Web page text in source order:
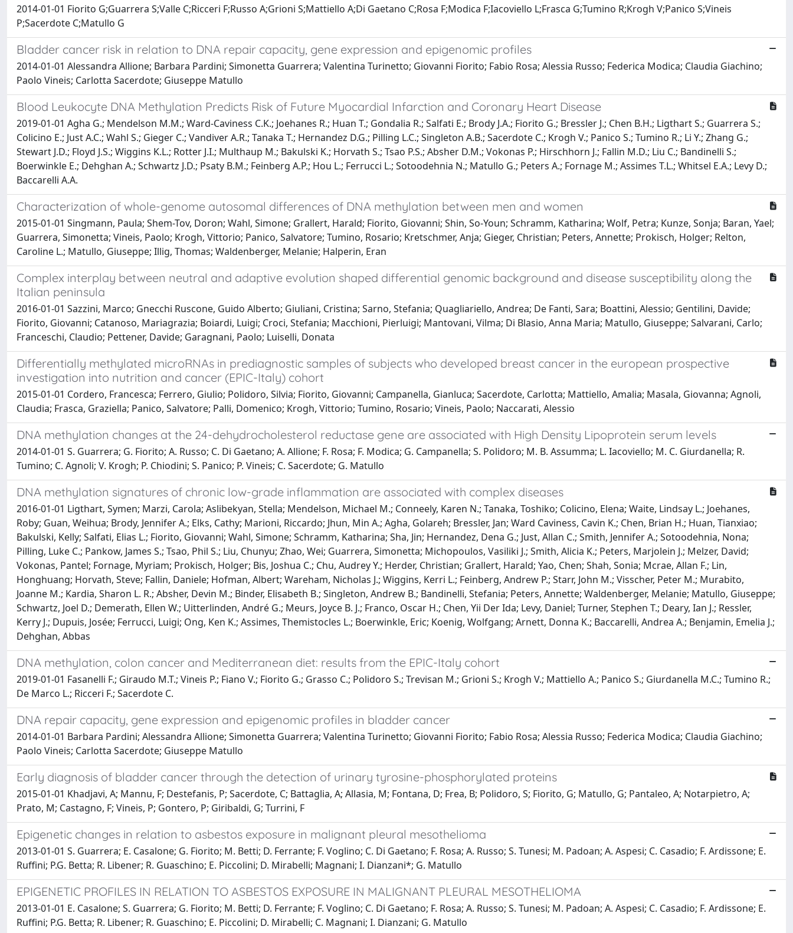
2014-01-01 Fiorito G;Guarrera S;Valle C;Ricceri F;Russo A;Grioni S;Mattiello A;Di Gaetano C;Rosa F;Modica F;Iacoviello L;Frasca G;Tumino R;Krogh V;Panico S;Vineis
P;Sacerdote C;Matullo G
Bladder cancer risk in relation to DNA repair capacity, gene expression and epigenomic profiles
2014-01-01 Alessandra Allione; Barbara Pardini; Simonetta Guarrera; Valentina Turinetto; Giovanni Fiorito; Fabio Rosa; Alessia Russo; Federica Modica; Claudia Giachino;
Paolo Vineis; Carlotta Sacerdote; Giuseppe Matullo
Blood Leukocyte DNA Methylation Predicts Risk of Future Myocardial Infarction and Coronary Heart Disease
2019-01-01 Agha G.; Mendelson M.M.; Ward-Caviness C.K.; Joehanes R.; Huan T.; Gondalia R.; Salfati E.; Brody J.A.; Fiorito G.; Bressler J.; Chen B.H.; Ligthart S.; Guarrera S.;
Colicino E.; Just A.C.; Wahl S.; Gieger C.; Vandiver A.R.; Tanaka T.; Hernandez D.G.; Pilling L.C.; Singleton A.B.; Sacerdote C.; Krogh V.; Panico S.; Tumino R.; Li Y.; Zhang G.;
Stewart J.D.; Floyd J.S.; Wiggins K.L.; Rotter J.I.; Multhaup M.; Bakulski K.; Horvath S.; Tsao P.S.; Absher D.M.; Vokonas P.; Hirschhorn J.; Fallin M.D.; Liu C.; Bandinelli S.;
Boerwinkle E.; Dehghan A.; Schwartz J.D.; Psaty B.M.; Feinberg A.P.; Hou L.; Ferrucci L.; Sotoodehnia N.; Matullo G.; Peters A.; Fornage M.; Assimes T.L.; Whitsel E.A.; Levy D.;
Baccarelli A.A.
Characterization of whole-genome autosomal differences of DNA methylation between men and women
2015-01-01 Singmann, Paula; Shem-Tov, Doron; Wahl, Simone; Grallert, Harald; Fiorito, Giovanni; Shin, So-Youn; Schramm, Katharina; Wolf, Petra; Kunze, Sonja; Baran, Yael;
Guarrera, Simonetta; Vineis, Paolo; Krogh, Vittorio; Panico, Salvatore; Tumino, Rosario; Kretschmer, Anja; Gieger, Christian; Peters, Annette; Prokisch, Holger; Relton,
Caroline L.; Matullo, Giuseppe; Illig, Thomas; Waldenberger, Melanie; Halperin, Eran
Complex interplay between neutral and adaptive evolution shaped differential genomic background and disease susceptibility along the
Italian peninsula
2016-01-01 Sazzini, Marco; Gnecchi Ruscone, Guido Alberto; Giuliani, Cristina; Sarno, Stefania; Quagliariello, Andrea; De Fanti, Sara; Boattini, Alessio; Gentilini, Davide;
Fiorito, Giovanni; Catanoso, Mariagrazia; Boiardi, Luigi; Croci, Stefania; Macchioni, Pierluigi; Mantovani, Vilma; Di Blasio, Anna Maria; Matullo, Giuseppe; Salvarani, Carlo;
Franceschi, Claudio; Pettener, Davide; Garagnani, Paolo; Luiselli, Donata
Differentially methylated microRNAs in prediagnostic samples of subjects who developed breast cancer in the european prospective
investigation into nutrition and cancer (EPIC-Italy) cohort
2015-01-01 Cordero, Francesca; Ferrero, Giulio; Polidoro, Silvia; Fiorito, Giovanni; Campanella, Gianluca; Sacerdote, Carlotta; Mattiello, Amalia; Masala, Giovanna; Agnoli,
Claudia; Frasca, Graziella; Panico, Salvatore; Palli, Domenico; Krogh, Vittorio; Tumino, Rosario; Vineis, Paolo; Naccarati, Alessio
DNA methylation changes at the 24-dehydrocholesterol reductase gene are associated with High Density Lipoprotein serum levels
2014-01-01 S. Guarrera; G. Fiorito; A. Russo; C. Di Gaetano; A. Allione; F. Rosa; F. Modica; G. Campanella; S. Polidoro; M. B. Assumma; L. Iacoviello; M. C. Giurdanella; R.
Tumino; C. Agnoli; V. Krogh; P. Chiodini; S. Panico; P. Vineis; C. Sacerdote; G. Matullo
DNA methylation signatures of chronic low-grade inflammation are associated with complex diseases
2016-01-01 Ligthart, Symen; Marzi, Carola; Aslibekyan, Stella; Mendelson, Michael M.; Conneely, Karen N.; Tanaka, Toshiko; Colicino, Elena; Waite, Lindsay L.; Joehanes,
Roby; Guan, Weihua; Brody, Jennifer A.; Elks, Cathy; Marioni, Riccardo; Jhun, Min A.; Agha, Golareh; Bressler, Jan; Ward Caviness, Cavin K.; Chen, Brian H.; Huan, Tianxiao;
Bakulski, Kelly; Salfati, Elias L.; Fiorito, Giovanni; Wahl, Simone; Schramm, Katharina; Sha, Jin; Hernandez, Dena G.; Just, Allan C.; Smith, Jennifer A.; Sotoodehnia, Nona;
Pilling, Luke C.; Pankow, James S.; Tsao, Phil S.; Liu, Chunyu; Zhao, Wei; Guarrera, Simonetta; Michopoulos, Vasiliki J.; Smith, Alicia K.; Peters, Marjolein J.; Melzer, David;
Vokonas, Pantel; Fornage, Myriam; Prokisch, Holger; Bis, Joshua C.; Chu, Audrey Y.; Herder, Christian; Grallert, Harald; Yao, Chen; Shah, Sonia; Mcrae, Allan F.; Lin,
Honghuang; Horvath, Steve; Fallin, Daniele; Hofman, Albert; Wareham, Nicholas J.; Wiggins, Kerri L.; Feinberg, Andrew P.; Starr, John M.; Visscher, Peter M.; Murabito,
Joanne M.; Kardia, Sharon L. R.; Absher, Devin M.; Binder, Elisabeth B.; Singleton, Andrew B.; Bandinelli, Stefania; Peters, Annette; Waldenberger, Melanie; Matullo, Giuseppe;
Schwartz, Joel D.; Demerath, Ellen W.; Uitterlinden, André G.; Meurs, Joyce B. J.; Franco, Oscar H.; Chen, Yii Der Ida; Levy, Daniel; Turner, Stephen T.; Deary, Ian J.; Ressler,
Kerry J.; Dupuis, Josée; Ferrucci, Luigi; Ong, Ken K.; Assimes, Themistocles L.; Boerwinkle, Eric; Koenig, Wolfgang; Arnett, Donna K.; Baccarelli, Andrea A.; Benjamin, Emelia J.;
Dehghan, Abbas
DNA methylation, colon cancer and Mediterranean diet: results from the EPIC-Italy cohort
2019-01-01 Fasanelli F.; Giraudo M.T.; Vineis P.; Fiano V.; Fiorito G.; Grasso C.; Polidoro S.; Trevisan M.; Grioni S.; Krogh V.; Mattiello A.; Panico S.; Giurdanella M.C.; Tumino R.;
De Marco L.; Ricceri F.; Sacerdote C.
DNA repair capacity, gene expression and epigenomic profiles in bladder cancer
2014-01-01 Barbara Pardini; Alessandra Allione; Simonetta Guarrera; Valentina Turinetto; Giovanni Fiorito; Fabio Rosa; Alessia Russo; Federica Modica; Claudia Giachino;
Paolo Vineis; Carlotta Sacerdote; Giuseppe Matullo
Early diagnosis of bladder cancer through the detection of urinary tyrosine-phosphorylated proteins
2015-01-01 Khadjavi, A; Mannu, F; Destefanis, P; Sacerdote, C; Battaglia, A; Allasia, M; Fontana, D; Frea, B; Polidoro, S; Fiorito, G; Matullo, G; Pantaleo, A; Notarpietro, A;
Prato, M; Castagno, F; Vineis, P; Gontero, P; Giribaldi, G; Turrini, F
Epigenetic changes in relation to asbestos exposure in malignant pleural mesothelioma
2013-01-01 S. Guarrera; E. Casalone; G. Fiorito; M. Betti; D. Ferrante; F. Voglino; C. Di Gaetano; F. Rosa; A. Russo; S. Tunesi; M. Padoan; A. Aspesi; C. Casadio; F. Ardissone; E.
Ruffini; P.G. Betta; R. Libener; R. Guaschino; E. Piccolini; D. Mirabelli; Magnani; I. Dianzani*; G. Matullo
EPIGENETIC PROFILES IN RELATION TO ASBESTOS EXPOSURE IN MALIGNANT PLEURAL MESOTHELIOMA
2013-01-01 E. Casalone; S. Guarrera; G. Fiorito; M. Betti; D. Ferrante; F. Voglino; C. Di Gaetano; F. Rosa; A. Russo; S. Tunesi; M. Padoan; A. Aspesi; C. Casadio; F. Ardissone; E.
Ruffini; P.G. Betta; R. Libener; R. Guaschino; E. Piccolini; D. Mirabelli; C. Magnani; I. Dianzani; G. Matullo